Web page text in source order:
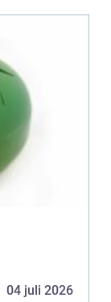
04 juli 2026